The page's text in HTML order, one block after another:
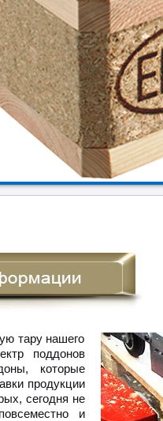
тару нашего
поддонов
которые
продукции
сегодня не
и